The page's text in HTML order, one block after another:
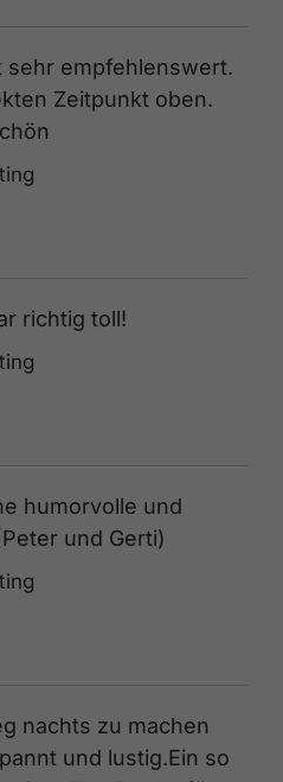
sehr empfehlenswert.
Zeitpunkt oben.
richtig toll!
humorvolle und
und Gerti)
nachts zu machen
und lustig.Ein so